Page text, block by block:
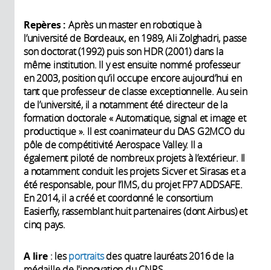
Repères : Après un master en robotique à
l’université de Bordeaux, en 1989, Ali Zolghadri, passe
son doctorat (1992) puis son HDR (2001) dans la
même institution. Il y est ensuite nommé professeur
en 2003, position qu’il occupe encore aujourd’hui en
tant que professeur de classe exceptionnelle. Au sein
de l’université, il a notamment été directeur de la
formation doctorale « Automatique, signal et image et
productique ». Il est coanimateur du DAS G2MCO du
pôle de compétitivité Aerospace Valley. Il a
également piloté de nombreux projets à l’extérieur. Il
a notamment conduit les projets Sicver et Sirasas et a
été responsable, pour l’IMS, du projet FP7 ADDSAFE.
En 2014, il a créé et coordonné le consortium
Easierfly, rassemblant huit partenaires (dont Airbus) et
cinq pays.
A lire: lesportraitsdes quatre lauréats 2016 de la